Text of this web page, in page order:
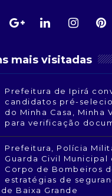
mais visitadas
Prefeitura de Ipirá
candidatos pré-
do Minha Casa, Minha
para verificação
Prefeitura, Polícia
Guarda Civil Municipal
Corpo de Bombeiros
estratégias de
Baixa Grande